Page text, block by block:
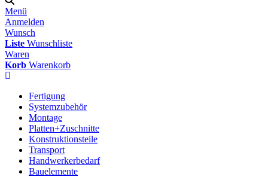
Menü
Anmelden
Wunsch
Liste Wunschliste
Waren
Korb Warenkorb
Fertigung
Systemzubehör
Montage
Platten+Zuschnitte
Konstruktionsteile
Transport
Handwerkerbedarf
Bauelemente